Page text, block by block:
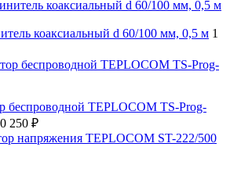
коаксиальный d 60/100 мм, 0,5 м 1
беспроводной TEPLOCOM TS-Prog-
250 ₽